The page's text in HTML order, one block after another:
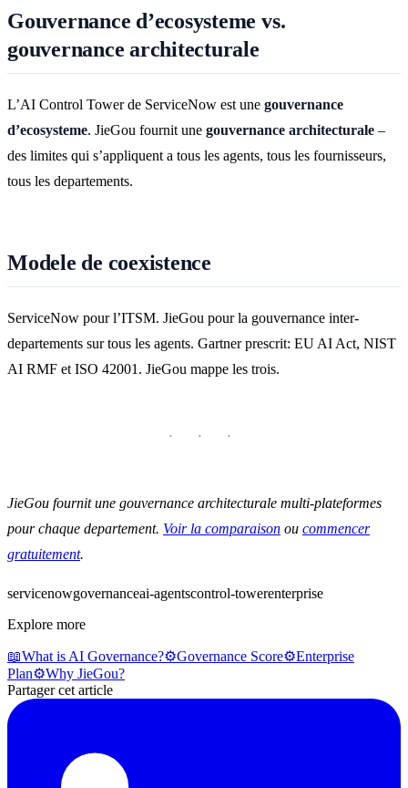
Gouvernance d’ecosysteme vs.
gouvernance architecturale
L’AI Control Tower de ServiceNow est une gouvernance
d’ecosysteme. JieGou fournit une gouvernance architecturale –
des limites qui s’appliquent a tous les agents, tous les fournisseurs,
tous les departements.
Modele de coexistence
ServiceNow pour l’ITSM. JieGou pour la gouvernance inter-
departements sur tous les agents. Gartner prescrit: EU AI Act, NIST
AI RMF et ISO 42001. JieGou mappe les trois.
JieGou fournit une gouvernance architecturale multi-plateformes
pour chaque departement. Voir la comparaison ou commencer
gratuitement.
servicenowgovernanceai-agentscontrol-towerenterprise
Explore more
📖What is AI Governance?⚙️Governance Score⚙️Enterprise
Plan⚙️Why JieGou?
Partager cet article